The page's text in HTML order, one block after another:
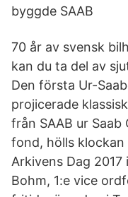
byggde SAAB
70 år av svensk
kan du ta del av
Den första Ur-
projicerade
från SAAB ur Saab
fond, hölls
Arkivens Dag
Bohm, 1:e vice